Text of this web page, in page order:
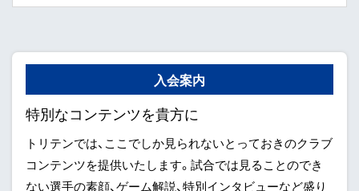
入会案内
特別なコンテンツを貴方に
トリテンでは、ここでしか見られないとっておきのクラブ
コンテンツを提供いたします。試合では見ることのでき
ない選手の素顔、ゲーム解説、特別インタビューなど盛り